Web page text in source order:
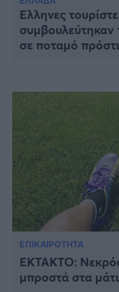
Υγεία
Γυναίκα
Καιρός
Viral
Έλληνες
συμβουλεύτηκαν
σε ποταμό
ΕΠΙΚΑΙΡΟΤΗΤΑ
ΕΚΤΑΚΤΟ:
μπροστά στα